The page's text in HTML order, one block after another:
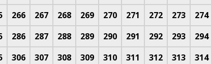
266 267 268 269 270 271 272 273 274
286 287 288 289 290 291 292 293 294
306 307 308 309 310 311 312 313 314